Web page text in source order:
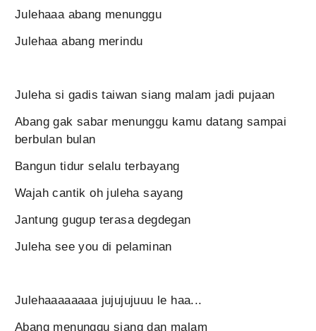
Julehaaa abang menunggu
Julehaa abang merindu
Juleha si gadis taiwan siang malam jadi pujaan
Abang gak sabar menunggu kamu datang sampai
berbulan bulan
Bangun tidur selalu terbayang
Wajah cantik oh juleha sayang
Jantung gugup terasa degdegan
Juleha see you di pelaminan
Julehaaaaaaaa jujujujuuu le haa...
Abang menunggu siang dan malam